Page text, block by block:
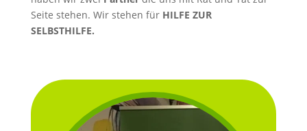
Seite stehen. Wir stehen für HILFE ZUR
SELBSTHILFE.